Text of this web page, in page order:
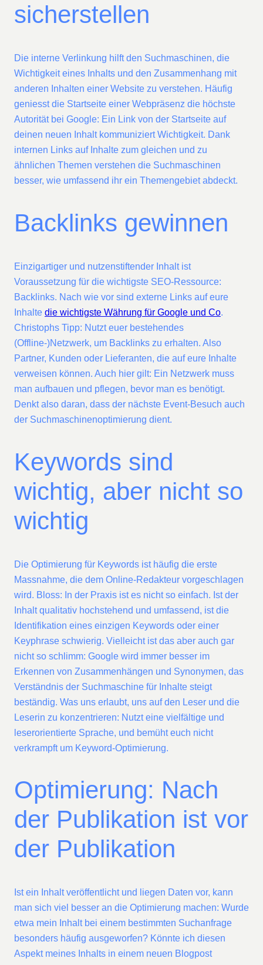
sicherstellen
Die interne Verlinkung hilft den Suchmaschinen, die
Wichtigkeit eines Inhalts und den Zusammenhang mit
anderen Inhalten einer Website zu verstehen. Häufig
geniesst die Startseite einer Webpräsenz die höchste
Autorität bei Google: Ein Link von der Startseite auf
deinen neuen Inhalt kommuniziert Wichtigkeit. Dank
internen Links auf Inhalte zum gleichen und zu
ähnlichen Themen verstehen die Suchmaschinen
besser, wie umfassend ihr ein Themengebiet abdeckt.
Backlinks gewinnen
Einzigartiger und nutzenstiftender Inhalt ist
Voraussetzung für die wichtigste SEO-Ressource:
Backlinks. Nach wie vor sind externe Links auf eure
Inhalte die wichtigste Währung für Google und Co.
Christophs Tipp: Nutzt euer bestehendes
(Offline-)Netzwerk, um Backlinks zu erhalten. Also
Partner, Kunden oder Lieferanten, die auf eure Inhalte
verweisen können. Auch hier gilt: Ein Netzwerk muss
man aufbauen und pflegen, bevor man es benötigt.
Denkt also daran, dass der nächste Event-Besuch auch
der Suchmaschinenoptimierung dient.
Keywords sind
wichtig, aber nicht so
wichtig
Die Optimierung für Keywords ist häufig die erste
Massnahme, die dem Online-Redakteur vorgeschlagen
wird. Bloss: In der Praxis ist es nicht so einfach. Ist der
Inhalt qualitativ hochstehend und umfassend, ist die
Identifikation eines einzigen Keywords oder einer
Keyphrase schwierig. Vielleicht ist das aber auch gar
nicht so schlimm: Google wird immer besser im
Erkennen von Zusammenhängen und Synonymen, das
Verständnis der Suchmaschine für Inhalte steigt
beständig. Was uns erlaubt, uns auf den Leser und die
Leserin zu konzentrieren: Nutzt eine vielfältige und
leserorientierte Sprache, und bemüht euch nicht
verkrampft um Keyword-Optimierung.
Optimierung: Nach
der Publikation ist vor
der Publikation
Ist ein Inhalt veröffentlicht und liegen Daten vor, kann
man sich viel besser an die Optimierung machen: Wurde
etwa mein Inhalt bei einem bestimmten Suchanfrage
besonders häufig ausgeworfen? Könnte ich diesen
Aspekt meines Inhalts in einem neuen Blogpost